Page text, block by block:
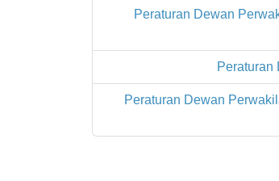
Peraturan Dewan
Peraturan
Peraturan Dewan